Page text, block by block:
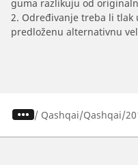
guma razlikuju od
2. Određivanje treba li
predloženu alternativnu
/ Qashqai Qashqai